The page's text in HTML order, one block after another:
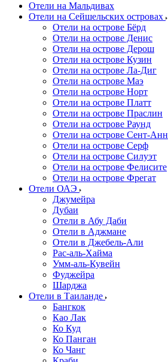
Отели на Мальдивах
Отели на Сейшельских островах
Отели на острове Бёрд
Отели на острове Денис
Отели на острове Дерош
Отели на острове Кузин
Отели на острове Ла-Диг
Отели на острове Маэ
Отели на острове Норт
Отели на острове Платт
Отели на острове Праслин
Отели на острове Раунд
Отели на острове Сент-Анн
Отели на острове Серф
Отели на острове Силуэт
Отели на острове Фелисите
Отели на острове Фрегат
Отели ОАЭ
Джумейра
Дубаи
Отели в Абу Даби
Отели в Аджмане
Отели в Джебель-Али
Рас-аль-Хайма
Умм-аль-Кувейн
Фуджейра
Шарджа
Отели в Таиланде
Бангкок
Као Лак
Ко Куд
Ко Панган
Ко Чанг